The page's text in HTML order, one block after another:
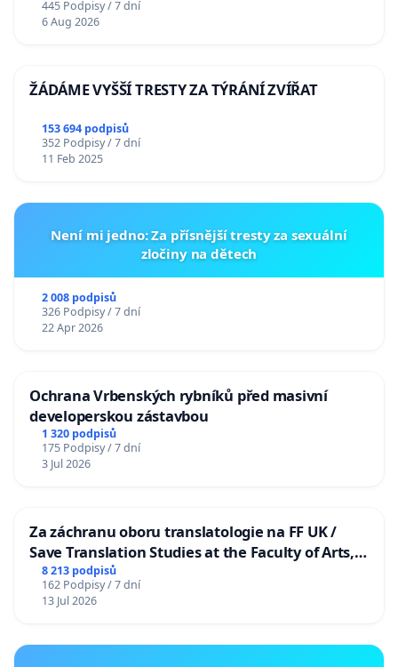
445 Podpisy / 7 dní
6 Aug 2026
ŽÁDÁME VYŠŠÍ TRESTY ZA TÝRÁNÍ ZVÍŘAT
153 694 podpisů
352 Podpisy / 7 dní
11 Feb 2025
Není mi jedno: Za přísnější tresty za sexuální
zločiny na dětech
2 008 podpisů
326 Podpisy / 7 dní
22 Apr 2026
Ochrana Vrbenských rybníků před masivní
developerskou zástavbou
1 320 podpisů
175 Podpisy / 7 dní
3 Jul 2026
Za záchranu oboru translatologie na FF UK /
Save Translation Studies at the Faculty of Arts,
Charles University
8 213 podpisů
162 Podpisy / 7 dní
13 Jul 2026